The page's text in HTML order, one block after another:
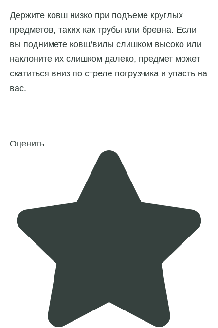
Держите ковш низко при подъеме круглых
предметов, таких как трубы или бревна. Если
вы поднимете ковш/вилы слишком высоко или
наклоните их слишком далеко, предмет может
скатиться вниз по стреле погрузчика и упасть на
вас.
Оценить